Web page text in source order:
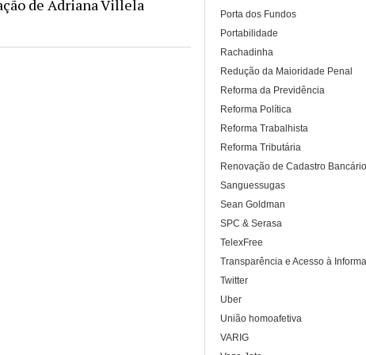
de Adriana Villela
Porta dos Fundos
Portabilidade
Rachadinha
Redução da Maioridade Penal
Reforma da Previdência
Reforma Política
Reforma Trabalhista
Reforma Tributária
Renovação de Cadastro Bancário
Sanguessugas
Sean Goldman
SPC & Serasa
TelexFree
Transparência e Acesso à
Twitter
Uber
União homoafetiva
VARIG